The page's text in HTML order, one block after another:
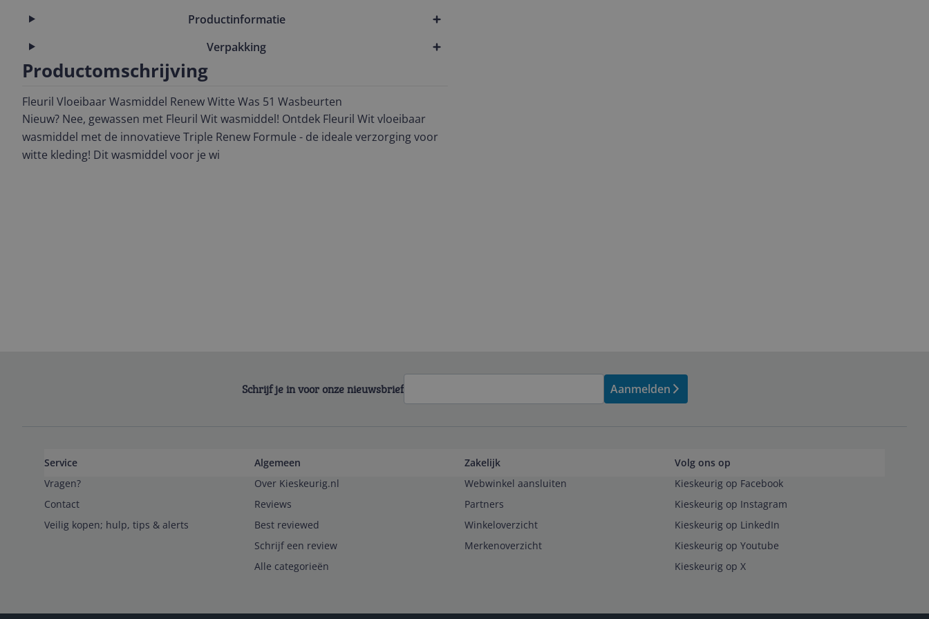
Productinformatie
Verpakking
Productomschrijving
Fleuril Vloeibaar Wasmiddel Renew Witte Was 51 Wasbeurten
Nieuw? Nee, gewassen met Fleuril Wit wasmiddel! Ontdek Fleuril Wit vloeibaar
wasmiddel met de innovatieve Triple Renew Formule - de ideale verzorging voor
witte kleding! Dit wasmiddel voor je wi
Schrijf je in voor onze nieuwsbrief Aanmelden
Service
Vragen?
Contact
Veilig kopen; hulp, tips & alerts
Algemeen
Over Kieskeurig.nl
Reviews
Best reviewed
Schrijf een review
Alle categorieën
Zakelijk
Webwinkel aansluiten
Partners
Winkeloverzicht
Merkenoverzicht
Volg ons op
Kieskeurig op Facebook
Kieskeurig op Instagram
Kieskeurig op LinkedIn
Kieskeurig op Youtube
Kieskeurig op X